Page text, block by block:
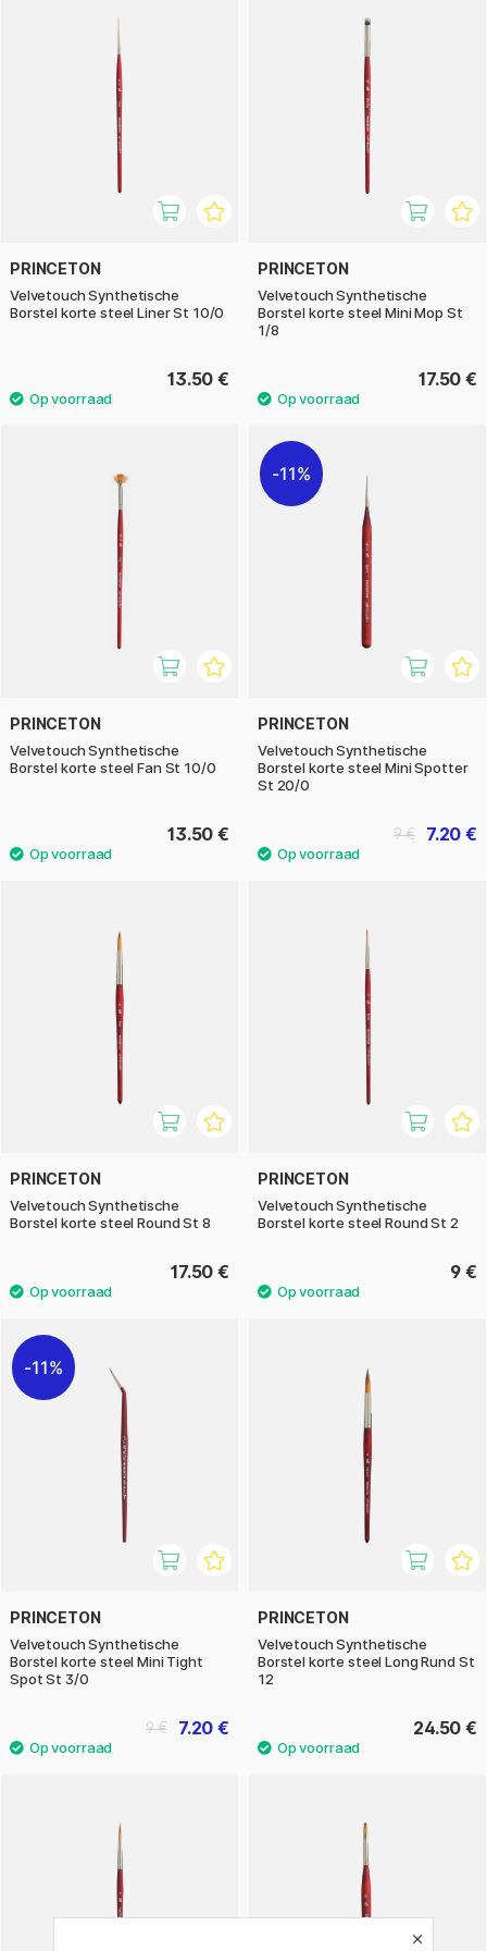
PRINCETON
Velvetouch Synthetische
Borstel korte steel Liner St 10/0
13.50 €
PRINCETON
Velvetouch Synthetische
Borstel korte steel Mini Mop St
1/8
17.50 €
PRINCETON
Velvetouch Synthetische
Borstel korte steel Fan St 10/0
13.50 €
11%
PRINCETON
Velvetouch Synthetische
Borstel korte steel Mini Spotter
St 20/0
7.20 €
9 €
PRINCETON
Velvetouch Synthetische
Borstel korte steel Round St 8
17.50 €
PRINCETON
Velvetouch Synthetische
Borstel korte steel Round St 2
9 €
11%
PRINCETON
Velvetouch Synthetische
Borstel korte steel Mini Tight
Spot St 3/0
7.20 €
9 €
PRINCETON
Velvetouch Synthetische
Borstel korte steel Long Rund St
12
24.50 €